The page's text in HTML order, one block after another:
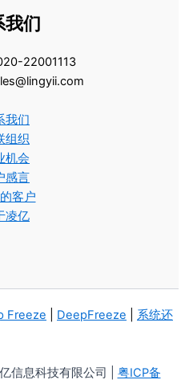
我们
22001113
我们
组织
机会
感言
客户
凌亿
Freeze DeepFreeze
系统还
信息科技有限公司 | 粤ICP备